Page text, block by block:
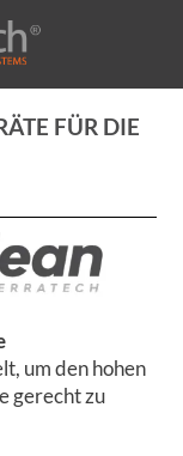
FÜR DIE
um den hohen
gerecht zu